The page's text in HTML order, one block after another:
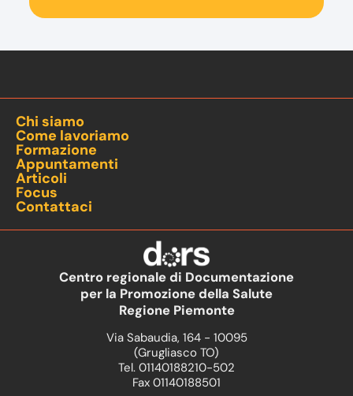
Chi siamo
Come lavoriamo
Formazione
Appuntamenti
Articoli
Focus
Contattaci
Centro regionale di Documentazione
per la Promozione della Salute
Regione Piemonte
Via Sabaudia, 164 - 10095
(Grugliasco TO)
Tel. 01140188210-502
Fax 01140188501